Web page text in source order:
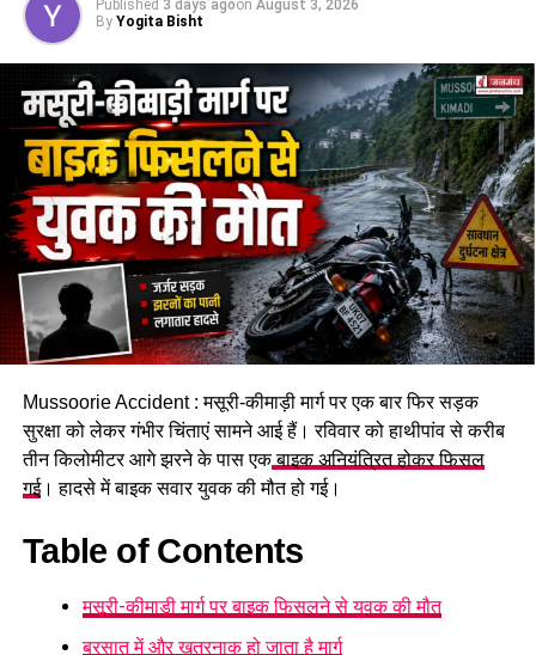
Published 3 days agoon August 3, 2026
By Yogita Bisht
Mussoorie Accident : मसूरी-कीमाड़ी मार्ग पर एक बार फिर सड़क
सुरक्षा को लेकर गंभीर चिंताएं सामने आई हैं। रविवार को हाथीपांव से करीब
तीन किलोमीटर आगे झरने के पास एकबाइक अनियंत्रित होकर फिसल
गई। हादसे में बाइक सवार युवक की मौत हो गई।
Table of Contents
मसूरी-कीमाड़ी मार्ग पर बाइक फिसलने से युवक की मौत
बरसात में और खतरनाक हो जाता है मार्ग